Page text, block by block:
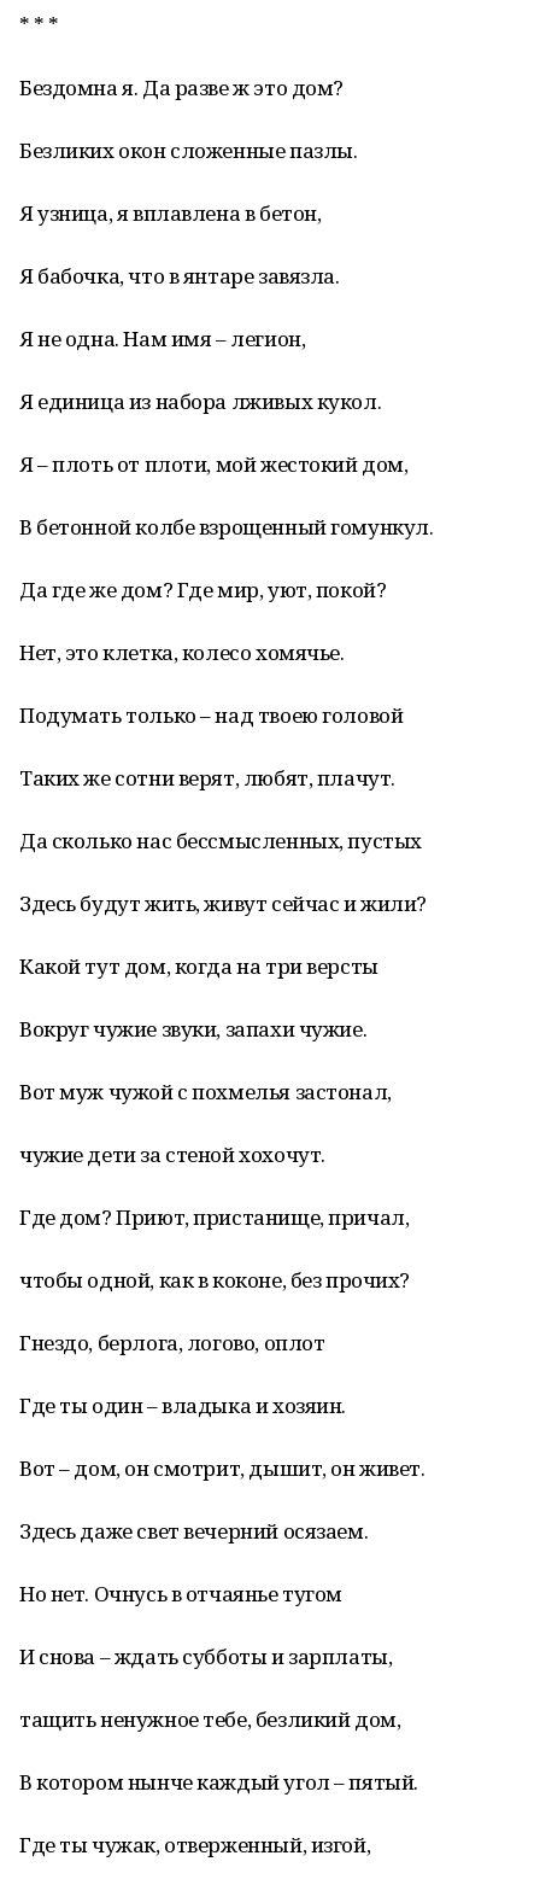
* * *
Бездомна я. Да разве ж это дом?
Безликих окон сложенные пазлы.
Я узница, я вплавлена в бетон,
Я бабочка, что в янтаре завязла.
Я не одна. Нам имя – легион,
Я единица из набора лживых кукол.
Я – плоть от плоти, мой жестокий дом,
В бетонной колбе взрощенный гомункул.
Да где же дом? Где мир, уют, покой?
Нет, это клетка, колесо хомячье.
Подумать только – над твоею головой
Таких же сотни верят, любят, плачут.
Да сколько нас бессмысленных, пустых
Здесь будут жить, живут сейчас и жили?
Какой тут дом, когда на три версты
Вокруг чужие звуки, запахи чужие.
Вот муж чужой с похмелья застонал,
чужие дети за стеной хохочут.
Где дом? Приют, пристанище, причал,
чтобы одной, как в коконе, без прочих?
Гнездо, берлога, логово, оплот
Где ты один – владыка и хозяин.
Вот – дом, он смотрит, дышит, он живет.
Здесь даже свет вечерний осязаем.
Но нет. Очнусь в отчаянье тугом
И снова – ждать субботы и зарплаты,
тащить ненужное тебе, безликий дом,
В котором нынче каждый угол – пятый.
Где ты чужак, отверженный, изгой,